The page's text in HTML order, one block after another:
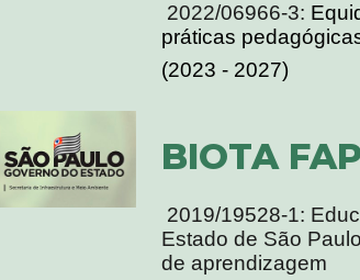
2022/06966-3:
práticas
(2023 - 2027)
BIOTA
2019/19528-1:
Estado de São
de aprendizagem